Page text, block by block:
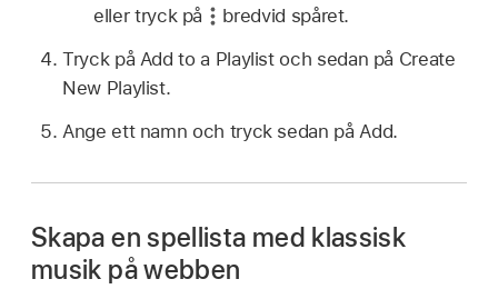
eller tryck på
bredvid spåret.
Tryck på Add to a Playlist och sedan på Create
New Playlist.
Ange ett namn och tryck sedan på Add.
Skapa en spellista med klassisk
musik på webben